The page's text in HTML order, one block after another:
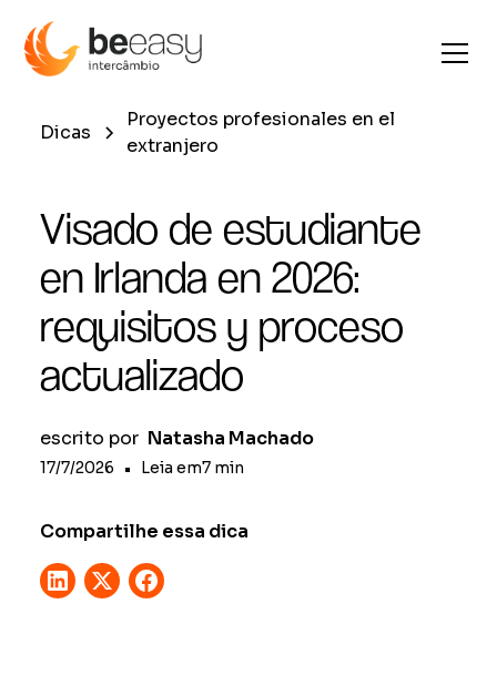
Dicas
Proyectos profesionales en el
extranjero
Visado de estudiante
en Irlanda en 2026:
requisitos y proceso
actualizado
escrito por Natasha Machado
17/7/2026 • Leia em7 min
Compartilhe essa dica